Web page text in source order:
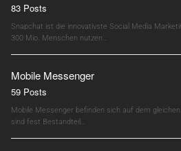
83 Posts
Snapchat ist die innovativste Social Media
300 Mio. Menschen nutzen…
Mobile Messenger
59 Posts
Mobile Messenger befinden sich auf dem
sind fest Bestandteil…